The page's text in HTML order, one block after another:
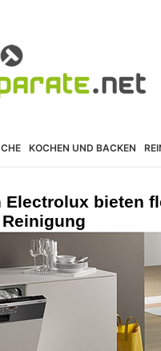
KOCHEN UND BACKEN
bieten